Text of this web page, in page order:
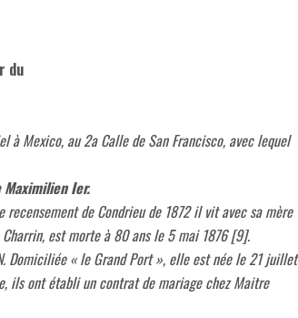
du
à Mexico, au 2a Calle de San Francisco, avec lequel
Ier.
de Condrieu de 1872 il vit avec sa mère
est morte à 80 ans le 5 mai 1876 [9].
Domiciliée « le Grand Port », elle est née le 21 juillet
ils ont établi un contrat de mariage chez Maitre